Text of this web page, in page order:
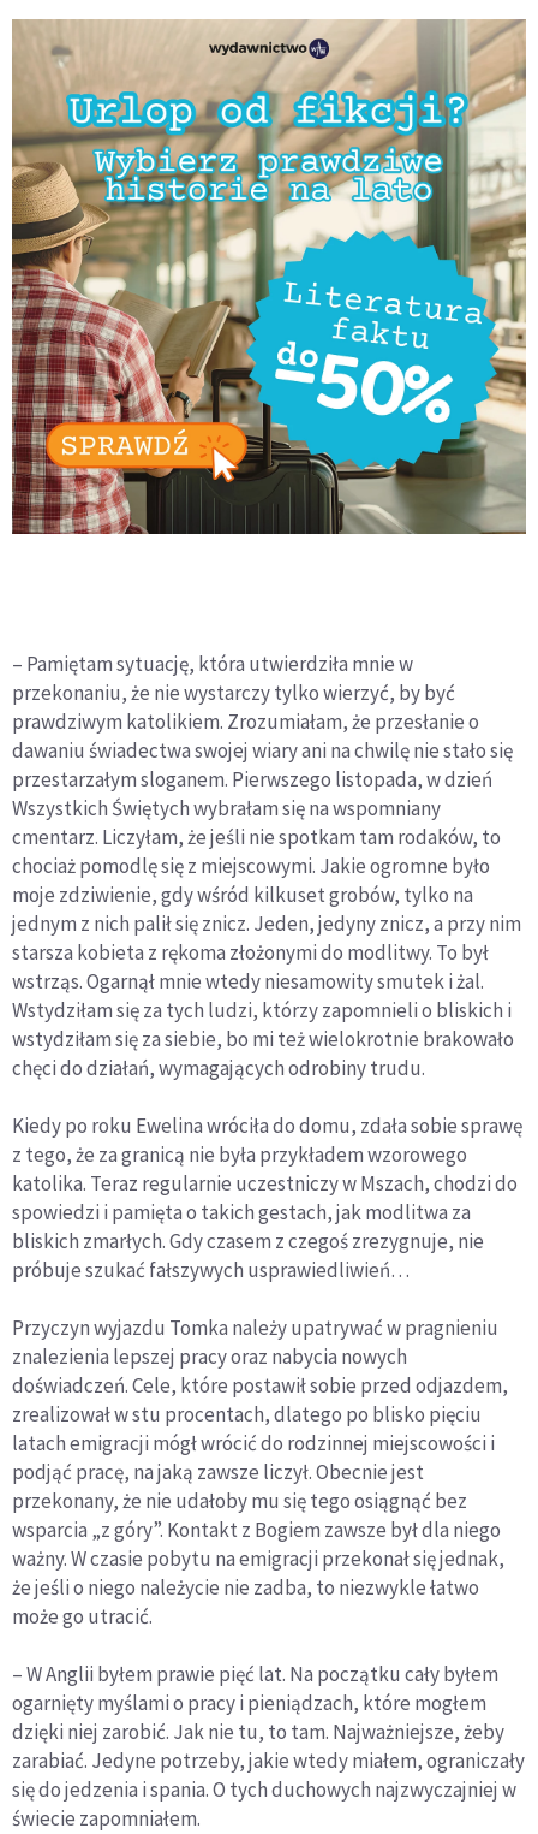
– Pamiętam sytuację, która utwierdziła mnie w
przekonaniu, że nie wystarczy tylko wierzyć, by być
prawdziwym katolikiem. Zrozumiałam, że przesłanie o
dawaniu świadectwa swojej wiary ani na chwilę nie stało się
przestarzałym sloganem. Pierwszego listopada, w dzień
Wszystkich Świętych wybrałam się na wspomniany
cmentarz. Liczyłam, że jeśli nie spotkam tam rodaków, to
chociaż pomodlę się z miejscowymi. Jakie ogromne było
moje zdziwienie, gdy wśród kilkuset grobów, tylko na
jednym z nich palił się znicz. Jeden, jedyny znicz, a przy nim
starsza kobieta z rękoma złożonymi do modlitwy. To był
wstrząs. Ogarnął mnie wtedy niesamowity smutek i żal.
Wstydziłam się za tych ludzi, którzy zapomnieli o bliskich i
wstydziłam się za siebie, bo mi też wielokrotnie brakowało
chęci do działań, wymagających odrobiny trudu.
Kiedy po roku Ewelina wróciła do domu, zdała sobie sprawę
z tego, że za granicą nie była przykładem wzorowego
katolika. Teraz regularnie uczestniczy w Mszach, chodzi do
spowiedzi i pamięta o takich gestach, jak modlitwa za
bliskich zmarłych. Gdy czasem z czegoś zrezygnuje, nie
próbuje szukać fałszywych usprawiedliwień…
Przyczyn wyjazdu Tomka należy upatrywać w pragnieniu
znalezienia lepszej pracy oraz nabycia nowych
doświadczeń. Cele, które postawił sobie przed odjazdem,
zrealizował w stu procentach, dlatego po blisko pięciu
latach emigracji mógł wrócić do rodzinnej miejscowości i
podjąć pracę, na jaką zawsze liczył. Obecnie jest
przekonany, że nie udałoby mu się tego osiągnąć bez
wsparcia „z góry”. Kontakt z Bogiem zawsze był dla niego
ważny. W czasie pobytu na emigracji przekonał się jednak,
że jeśli o niego należycie nie zadba, to niezwykle łatwo
może go utracić.
– W Anglii byłem prawie pięć lat. Na początku cały byłem
ogarnięty myślami o pracy i pieniądzach, które mogłem
dzięki niej zarobić. Jak nie tu, to tam. Najważniejsze, żeby
zarabiać. Jedyne potrzeby, jakie wtedy miałem, ograniczały
się do jedzenia i spania. O tych duchowych najzwyczajniej w
świecie zapomniałem.